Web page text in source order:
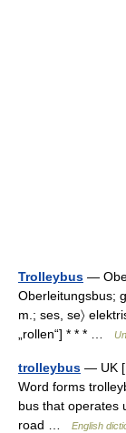
Trolleybus —
Oberleitungsbus;
m.; ses, se〉
„rollen“] * * * …
trolleybus — UK
Word forms
bus that operates
road …
English